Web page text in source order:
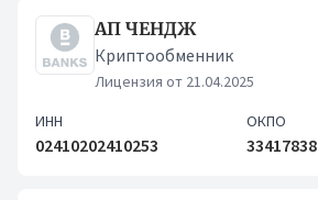
АП ЧЕНДЖ
Криптообменник
Лицензия от 21.04.2025
ИНН
02410202410253
ОКПО
33417838